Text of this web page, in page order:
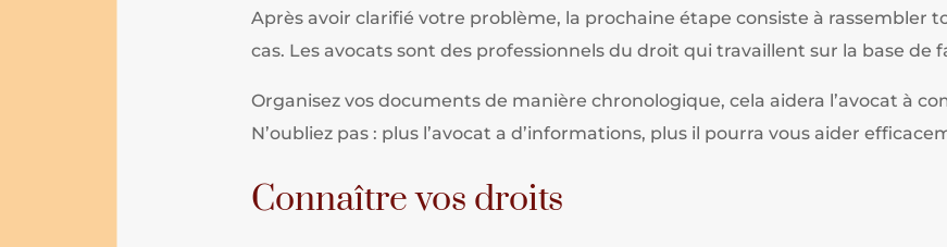
Après avoir clarifié votre problème, la prochaine étape consiste à rassembler
cas. Les avocats sont des professionnels du droit qui travaillent sur la base de
Organisez vos documents de manière chronologique, cela aidera l’avocat à
N’oubliez pas : plus l’avocat a d’informations, plus il pourra vous aider
Connaître vos droits